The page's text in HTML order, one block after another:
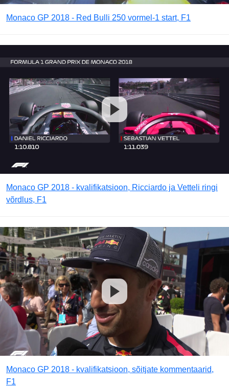
Monaco GP 2018 - Red Bulli 250 vormel-1 start, F1
Monaco GP 2018 - kvalifikatsioon, Ricciardo ja Vetteli ringi
võrdlus, F1
Monaco GP 2018 - kvalifikatsioon, sõitjate kommentaarid,
F1